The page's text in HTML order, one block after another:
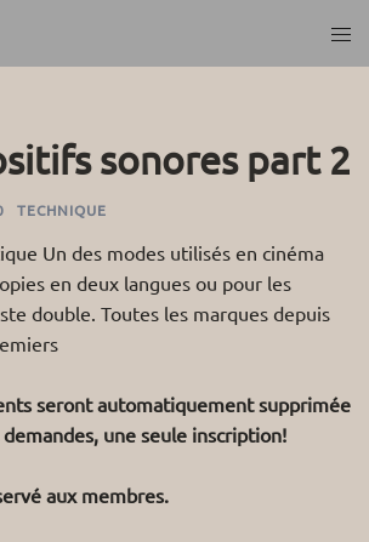
le
sonores part 2
TECHNIQUE
Un des modes utilisés en cinéma
en deux langues ou pour les
double. Toutes les marques depuis
seront automatiquement supprimée
une seule inscription!
aux membres.